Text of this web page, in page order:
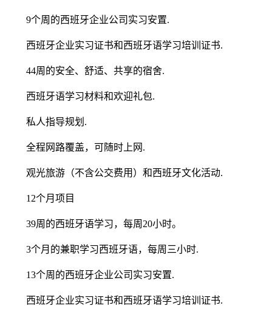
9个周的西班牙企业公司实习安置.
西班牙企业实习证书和西班牙语学习培训证书.
44周的安全、舒适、共享的宿舍.
西班牙语学习材料和欢迎礼包.
私人指导规划.
全程网路覆盖，可随时上网.
观光旅游（不含公交费用）和西班牙文化活动.
12个月项目
39周的西班牙语学习，每周20小时。
3个月的兼职学习西班牙语，每周三小时.
13个周的西班牙企业公司实习安置.
西班牙企业实习证书和西班牙语学习培训证书.